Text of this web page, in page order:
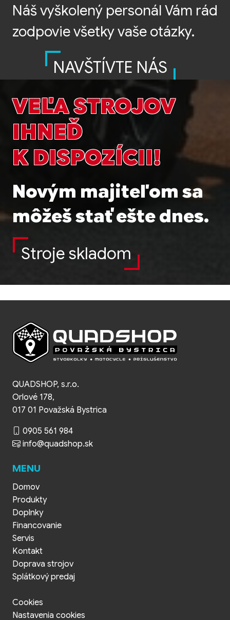
Náš vyškolený personál Vám rád
zodpovie všetky vaše otázky.
NAVŠTÍVTE NÁS
VEĽA STROJOV
IHNEĎ
K DISPOZÍCII!
Novým majiteľom sa
môžeš stať ešte dnes.
Stroje skladom
QUADSHOP, s.r.o.
Orlové 178,
017 01 Považská Bystrica
0905 561 984
info@quadshop.sk
MENU
Domov
Produkty
Doplnky
Financovanie
Servis
Kontakt
Doprava strojov
Splátkový predaj
Cookies
Nastavenia cookies